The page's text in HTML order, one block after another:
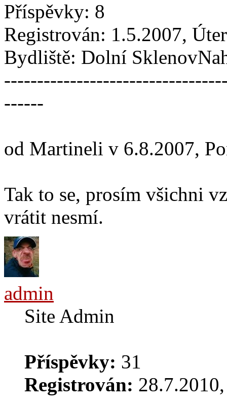
Příspěvky: 8
Registrován: 1.5.2007,
Bydliště: Dolní
------
od Martineli v 6.8.2007,
Tak to se, prosím všichni
vrátit nesmí.
admin
Site Admin
Příspěvky: 31
Registrován: